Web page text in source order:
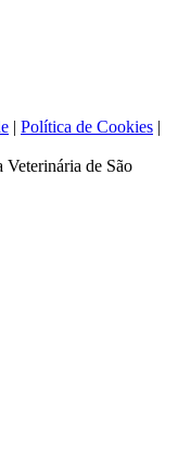
| Política de Cookies |
Veterinária de São